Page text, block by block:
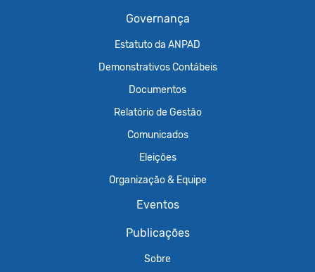
Governança
Estatuto da ANPAD
Demonstrativos Contábeis
Documentos
Relatório de Gestão
Comunicados
Eleições
Organização & Equipe
Eventos
Publicações
Sobre